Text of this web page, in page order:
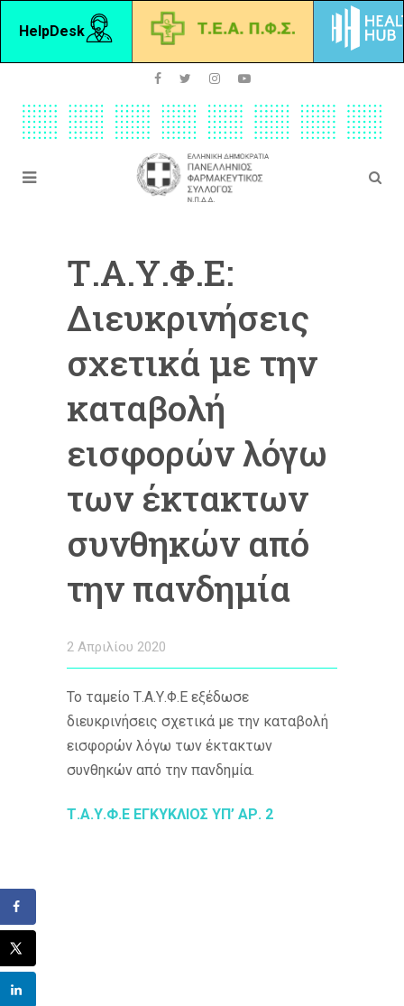
HelpDesk
Τ.Α.Υ.Φ.Ε:
Διευκρινήσεις
σχετικά με την
καταβολή
εισφορών λόγω
των έκτακτων
συνθηκών από
την πανδημία
2 Απριλίου 2020
Το ταμείο Τ.Α.Υ.Φ.Ε εξέδωσε
διευκρινήσεις σχετικά με την καταβολή
εισφορών λόγω των έκτακτων
συνθηκών από την πανδημία.
Τ.Α.Υ.Φ.Ε ΕΓΚΥΚΛΙΟΣ ΥΠ’ ΑΡ. 2